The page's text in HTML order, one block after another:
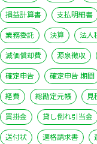
損益計算書
支払明細書
業務委託
決算 法人
減価償却費
源泉徴収
確定申告
確定申告 期間
経費
総勘定元帳 見
買掛金
貸し倒れ引当金
送付状
適格請求書